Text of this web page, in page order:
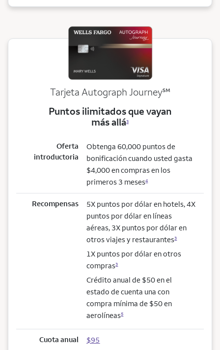
Tarjeta Autograph Journeyservice mark
℠
Puntos ilimitados que vayan
más allá3
Oferta
introductoria
Obtenga 60,000 puntos de
bonificación cuando usted gasta
$4,000 en compras en los
primeros 3 meses4
Recompensas
5X puntos por dólar en hotels, 4X
puntos por dólar en líneas
aéreas, 3X puntos por dólar en
otros viajes y restaurantes3
1X puntos por dólar en otros
compras3
Crédito anual de $50 en el
estado de cuenta una con
compra mínima de $50 en
aerolíneas5
Cuota anual $95